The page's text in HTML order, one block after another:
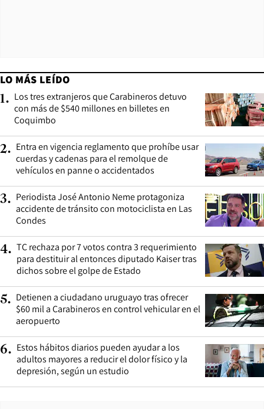
LO MÁS LEÍDO
1. Los tres extranjeros que Carabineros detuvo
con más de $540 millones en billetes en
Coquimbo
2. Entra en vigencia reglamento que prohíbe usar
cuerdas y cadenas para el remolque de
vehículos en panne o accidentados
3. Periodista José Antonio Neme protagoniza
accidente de tránsito con motociclista en Las
Condes
4. TC rechaza por 7 votos contra 3 requerimiento
para destituir al entonces diputado Kaiser tras
dichos sobre el golpe de Estado
5. Detienen a ciudadano uruguayo tras ofrecer
$60 mil a Carabineros en control vehicular en el
aeropuerto
6. Estos hábitos diarios pueden ayudar a los
adultos mayores a reducir el dolor físico y la
depresión, según un estudio